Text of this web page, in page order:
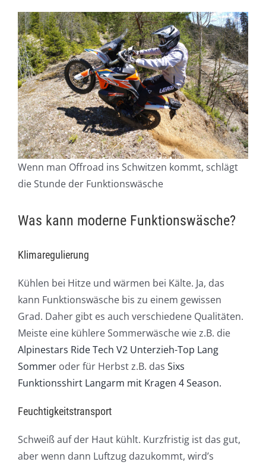
Wenn man Offroad ins Schwitzen kommt, schlägt
die Stunde der Funktionswäsche
Was kann moderne Funktionswäsche?
Klimaregulierung
Kühlen bei Hitze und wärmen bei Kälte. Ja, das
kann Funktionswäsche bis zu einem gewissen
Grad. Daher gibt es auch verschiedene Qualitäten.
Meiste eine kühlere Sommerwäsche wie z.B. die
Alpinestars Ride Tech V2 Unterzieh-Top Lang
Sommer oder für Herbst z.B. das Sixs
Funktionsshirt Langarm mit Kragen 4 Season.
Feuchtigkeitstransport
Schweiß auf der Haut kühlt. Kurzfristig ist das gut,
aber wenn dann Luftzug dazukommt, wird’s